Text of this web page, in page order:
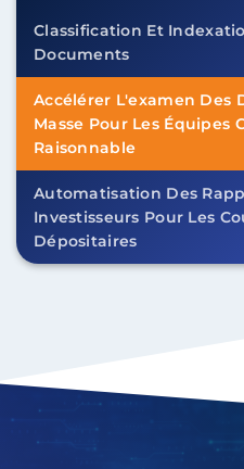
Classification Et
Documents
Accélérer L'examen Des
Masse Pour Les Équipes
Raisonnable
Automatisation Des
Investisseurs Pour Les
Dépositaires